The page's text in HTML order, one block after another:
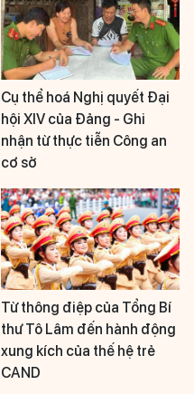
Cụ thể hoá Nghị quyết Đại
hội XIV của Đảng - Ghi
nhận từ thực tiễn Công an
cơ sở
Từ thông điệp của Tổng Bí
thư Tô Lâm đến hành động
xung kích của thế hệ trẻ
CAND